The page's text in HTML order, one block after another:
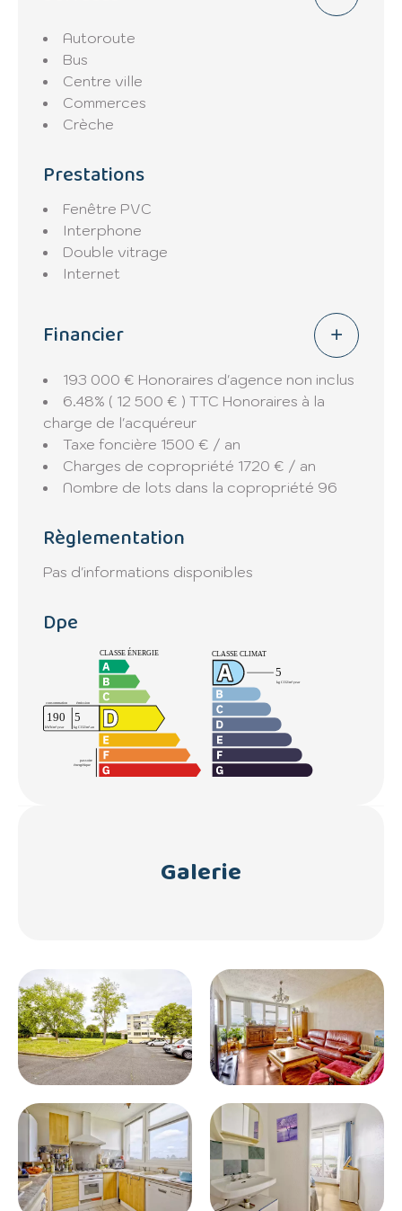
Autoroute
Bus
Centre ville
Commerces
Crèche
Prestations
Fenêtre PVC
Interphone
Double vitrage
Internet
Financier
193 000 € Honoraires d'agence non inclus
6.48% ( 12 500 € ) TTC Honoraires à la
charge de l'acquéreur
Taxe foncière 1500 € / an
Charges de copropriété 1720 € / an
Nombre de lots dans la copropriété 96
Règlementation
Pas d'informations disponibles
Dpe
Galerie